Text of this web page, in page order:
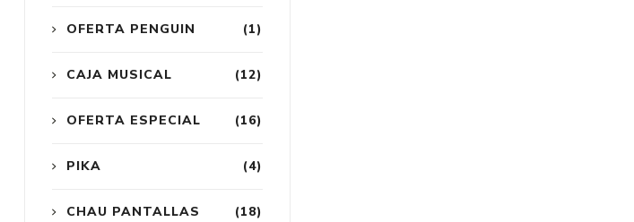
(1)
OFERTA PENGUIN
(12)
CAJA MUSICAL
(16)
OFERTA ESPECIAL
(4)
PIKA
(18)
CHAU PANTALLAS